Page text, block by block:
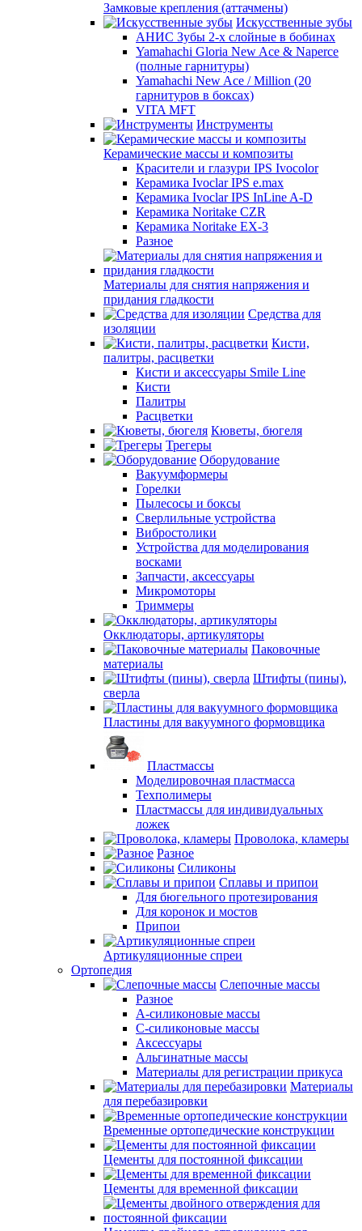
Замковые крепления (аттачмены)
Искусственные зубы
АНИС Зубы 2-х слойные в бобинах
Yamahachi Gloria New Ace & Naperce
(полные гарнитуры)
Yamahachi New Ace / Million (20
гарнитуров в боксах)
VITA MFT
Инструменты
Керамические массы и композиты
Красители и глазури IPS Ivocolor
Керамика Ivoclar IPS e.max
Керамика Ivoclar IPS InLine A-D
Керамика Noritake CZR
Керамика Noritake EX-3
Разное
Материалы для снятия напряжения и
придания гладкости
Средства для
изоляции
Кисти,
палитры, расцветки
Кисти и аксессуары Smile Line
Кисти
Палитры
Расцветки
Кюветы, бюгеля
Трегеры
Оборудование
Вакуумформеры
Горелки
Пылесосы и боксы
Сверлильные устройства
Вибростолики
Устройства для моделирования
восками
Запчасти, аксессуары
Микромоторы
Триммеры
Окклюдаторы, артикуляторы
Паковочные
материалы
Штифты (пины),
сверла
Пластины для вакуумного формовщика
Пластмассы
Моделировочная пластмасса
Техполимеры
Пластмассы для индивидуальных
ложек
Проволока, кламеры
Разное
Силиконы
Сплавы и припои
Для бюгельного протезирования
Для коронок и мостов
Припои
Артикуляционные спреи
Ортопедия
Слепочные массы
Разное
А-силиконовые массы
С-силиконовые массы
Аксессуары
Альгинатные массы
Материалы для регистрации прикуса
Материалы
для перебазировки
Временные ортопедические конструкции
Цементы для постоянной фиксации
Цементы для временной фиксации